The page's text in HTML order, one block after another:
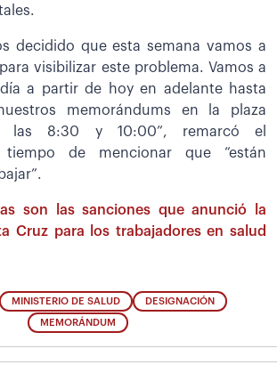
decidido que esta semana vamos a
visibilizar este problema. Vamos a
a partir de hoy en adelante hasta
memorándums en la plaza
las 8:30 y 10:00”, remarcó el
tiempo de mencionar que “están
son las sanciones que anunció la
Cruz para los trabajadores en salud
MINISTERIO DE SALUD DESIGNACIÓN
MEMORÁNDUM